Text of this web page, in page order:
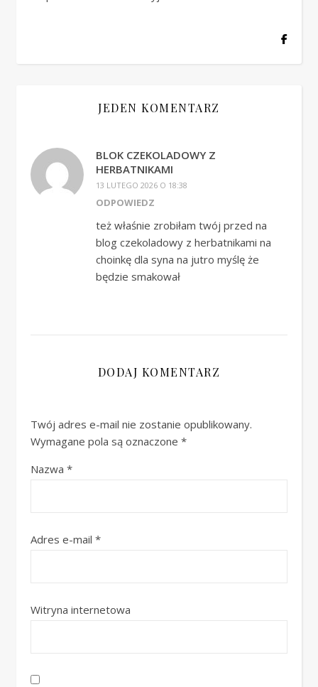
JEDEN KOMENTARZ
BLOK CZEKOLADOWY Z
HERBATNIKAMI
13 LUTEGO 2026 O 18:38
ODPOWIEDZ
też właśnie zrobiłam twój przed na
blog czekoladowy z herbatnikami na
choinkę dla syna na jutro myślę że
będzie smakował
DODAJ KOMENTARZ
Twój adres e-mail nie zostanie opublikowany.
Wymagane pola są oznaczone *
Nazwa *
Adres e-mail *
Witryna internetowa